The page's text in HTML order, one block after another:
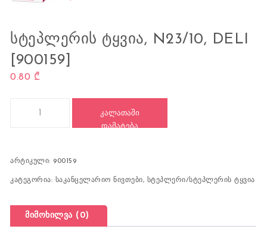
ᲡᲢᲔᲞᲚᲔᲠᲘᲡ ᲢᲧᲕᲘᲐ, N23/10, DELI
[900159]
0.80 ₾
ᲙᲐᲚᲐᲗᲐᲨᲘ
ᲓᲐᲛᲐᲢᲔᲑᲐ
არტიკული: 900159
კატეგორია: საკანცელარიო ნივთები, სტეპლერი/სტეპლერის ტყვია
მიმოხილვა (0)